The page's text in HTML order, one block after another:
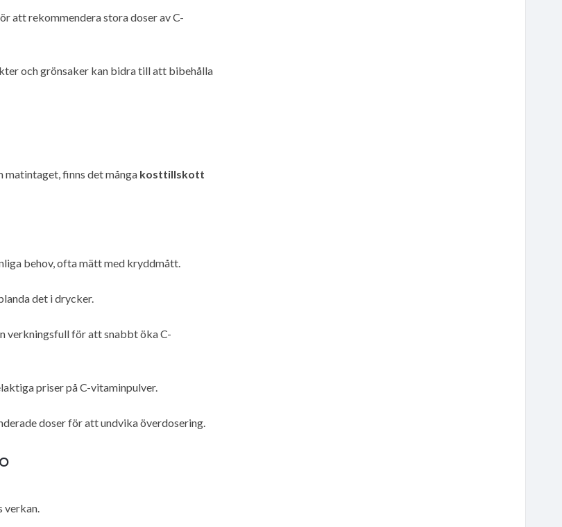
att rekommendera stora doser av C-
och grönsaker kan bidra till att bibehålla
matintaget, finns det många kosttillskott
behov, ofta mätt med kryddmått.
det i drycker.
verkningsfull för att snabbt öka C-
priser på C-vitaminpulver.
doser för att undvika överdosering.
verkan.